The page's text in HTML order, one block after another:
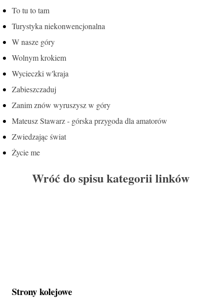
To tu to tam
Turystyka niekonwencjonalna
W nasze góry
Wolnym krokiem
Wycieczki w'kraja
Zabieszczaduj
Zanim znów wyruszysz w góry
Mateusz Stawarz - górska przygoda dla amatorów
Zwiedzając świat
Życie me
Wróć do spisu kategorii linków
Strony kolejowe